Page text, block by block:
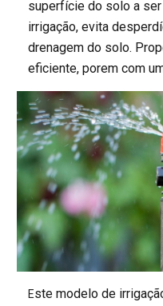
superfície do solo a
irrigação, evita
drenagem do solo.
eficiente, porem com
Este modelo de